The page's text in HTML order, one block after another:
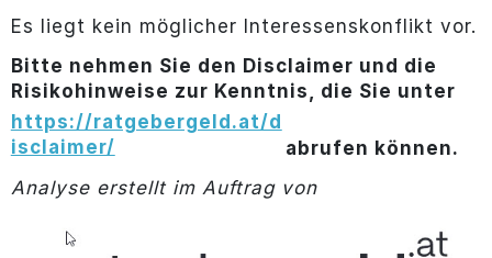
Es liegt kein möglicher Interessenskonflikt vor.
Bitte nehmen Sie den Disclaimer und die
Risikohinweise zur Kenntnis, die Sie unter
https://ratgebergeld.at/d
isclaimer/
abrufen können.
Analyse erstellt im Auftrag von